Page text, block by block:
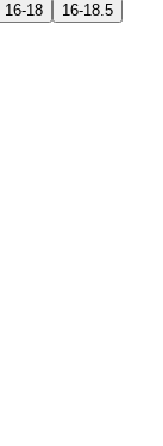
16-18
16-18.5